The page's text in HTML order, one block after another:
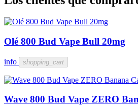
Olé 800 Bud Vape Bull 20mg
info shopping_cart
Wave 800 Bud Vape ZERO